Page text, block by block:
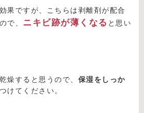
果ですが、こちらは剥離剤が配合
で、 ニキビ跡が薄くなる と思い
燥すると思うので、 保湿をしっか
けてください。